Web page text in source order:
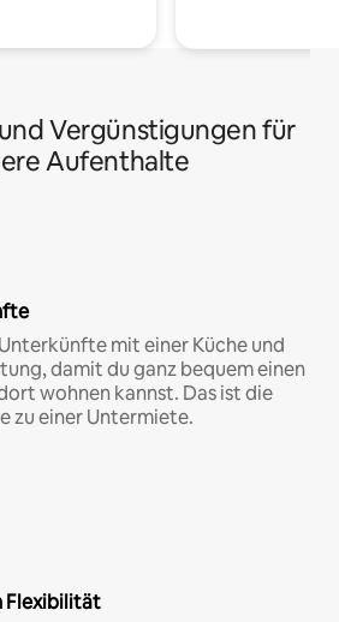
Vergünstigungen für
Aufenthalte
mit einer Küche und
damit du ganz bequem einen
wohnen kannst. Das ist die
zu einer Untermiete.
Flexibilität